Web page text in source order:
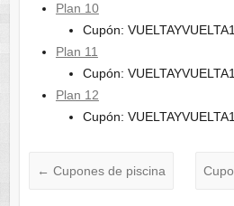
Plan 10
Cupón:
Plan 11
Cupón:
Plan 12
Cupón:
← Cupones de piscina